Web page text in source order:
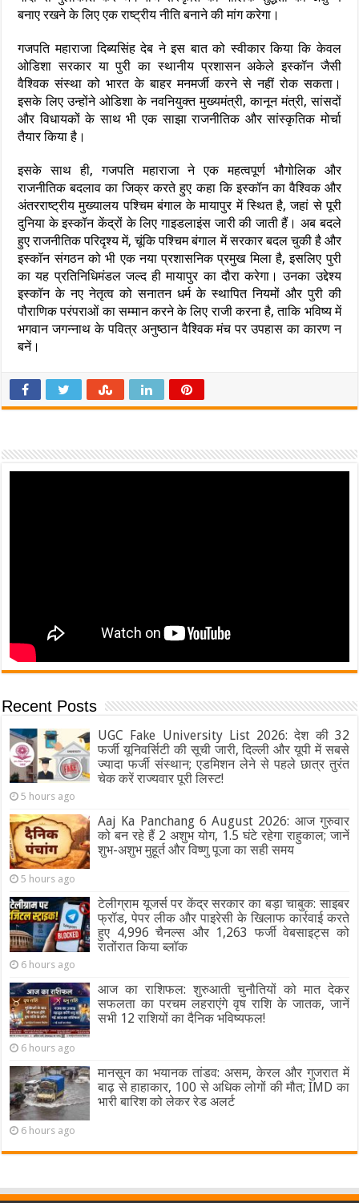
बनाए रखने के लिए एक राष्ट्रीय नीति बनाने की मांग करेगा।
गजपति महाराजा दिब्यसिंह देब ने इस बात को स्वीकार किया कि केवल
ओडिशा सरकार या पुरी का स्थानीय प्रशासन अकेले इस्कॉन जैसी
वैश्विक संस्था को भारत के बाहर मनमर्जी करने से नहीं रोक सकता।
इसके लिए उन्होंने ओडिशा के नवनियुक्त मुख्यमंत्री, कानून मंत्री, सांसदों
और विधायकों के साथ भी एक साझा राजनीतिक और सांस्कृतिक मोर्चा
तैयार किया है।
इसके साथ ही, गजपति महाराजा ने एक महत्वपूर्ण भौगोलिक और
राजनीतिक बदलाव का जिक्र करते हुए कहा कि इस्कॉन का वैश्विक और
अंतरराष्ट्रीय मुख्यालय पश्चिम बंगाल के मायापुर में स्थित है, जहां से पूरी
दुनिया के इस्कॉन केंद्रों के लिए गाइडलाइंस जारी की जाती हैं। अब बदले
हुए राजनीतिक परिदृश्य में, चूंकि पश्चिम बंगाल में सरकार बदल चुकी है और
इस्कॉन संगठन को भी एक नया प्रशासनिक प्रमुख मिला है, इसलिए पुरी
का यह प्रतिनिधिमंडल जल्द ही मायापुर का दौरा करेगा। उनका उद्देश्य
इस्कॉन के नए नेतृत्व को सनातन धर्म के स्थापित नियमों और पुरी की
पौराणिक परंपराओं का सम्मान करने के लिए राजी करना है, ताकि भविष्य में
भगवान जगन्नाथ के पवित्र अनुष्ठान वैश्विक मंच पर उपहास का कारण न
बनें।
Recent Posts
UGC Fake University List 2026: देश की 32
फर्जी यूनिवर्सिटी की सूची जारी, दिल्ली और यूपी में सबसे
ज्यादा फर्जी संस्थान; एडमिशन लेने से पहले छात्र तुरंत
चेक करें राज्यवार पूरी लिस्ट!
5 hours ago
Aaj Ka Panchang 6 August 2026: आज गुरुवार
को बन रहे हैं 2 अशुभ योग, 1.5 घंटे रहेगा राहुकाल; जानें
शुभ-अशुभ मुहूर्त और विष्णु पूजा का सही समय
5 hours ago
टेलीग्राम यूजर्स पर केंद्र सरकार का बड़ा चाबुक: साइबर
फ्रॉड, पेपर लीक और पाइरेसी के खिलाफ कार्रवाई करते
हुए 4,996 चैनल्स और 1,263 फर्जी वेबसाइट्स को
रातोंरात किया ब्लॉक
6 hours ago
आज का राशिफल: शुरुआती चुनौतियों को मात देकर
सफलता का परचम लहराएंगे वृष राशि के जातक, जानें
सभी 12 राशियों का दैनिक भविष्यफल!
6 hours ago
मानसून का भयानक तांडव: असम, केरल और गुजरात में
बाढ़ से हाहाकार, 100 से अधिक लोगों की मौत; IMD का
भारी बारिश को लेकर रेड अलर्ट
6 hours ago